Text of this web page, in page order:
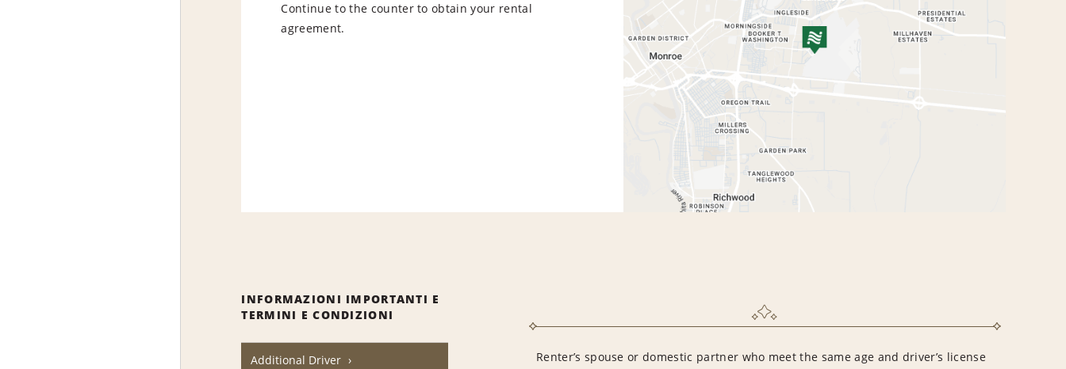
Continue to the counter to obtain your rental
agreement.
INFORMAZIONI IMPORTANTI E
TERMINI E CONDIZIONI
Additional Driver
Renter’s spouse or domestic partner who meet the same age and driver’s license